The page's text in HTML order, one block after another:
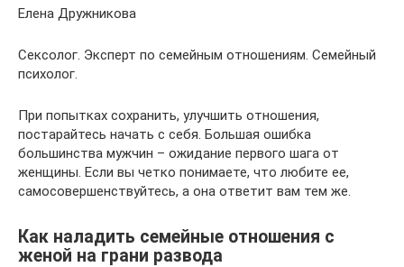
Елена Дружникова
Сексолог. Эксперт по семейным отношениям. Семейный
психолог.
При попытках сохранить, улучшить отношения,
постарайтесь начать с себя. Большая ошибка
большинства мужчин – ожидание первого шага от
женщины. Если вы четко понимаете, что любите ее,
самосовершенствуйтесь, а она ответит вам тем же.
Как наладить семейные отношения с
женой на грани развода